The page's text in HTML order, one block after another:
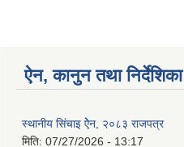
ऐन, कानुन तथा निर्देशिका
स्थानीय सिंचाइ ऐेन, २०८३ राजपत्र
मिति: 07/27/2026 - 13:17